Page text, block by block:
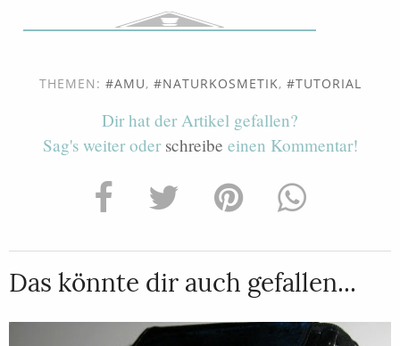
THEMEN: AMU, NATURKOSMETIK, TUTORIAL
Dir hat der Artikel gefallen?
Sag's weiter oder schreibe einen Kommentar!
Das könnte dir auch gefallen...